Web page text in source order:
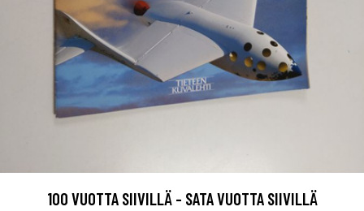
100 VUOTTA SIIVILLÄ - SATA VUOTTA SIIVILLÄ